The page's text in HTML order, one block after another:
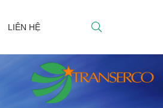
LIÊN HỆ